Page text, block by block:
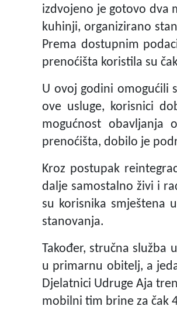
izdvojeno je gotovo dva
kuhinji, organizirano
Prema dostupnim
prenoćišta koristila su
U ovoj godini omogućili
ove usluge, korisnici
mogućnost obavljanja
prenoćišta, dobilo je
Kroz postupak
dalje samostalno živi i
su korisnika smještena
stanovanja.
Također, stručna služba
u primarnu obitelj, a
Djelatnici Udruge Aja
mobilni tim brine za čak